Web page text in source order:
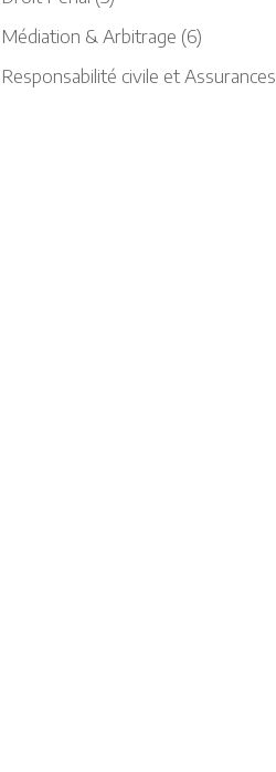
Médiation & Arbitrage (6)
Responsabilité civile et Assurances